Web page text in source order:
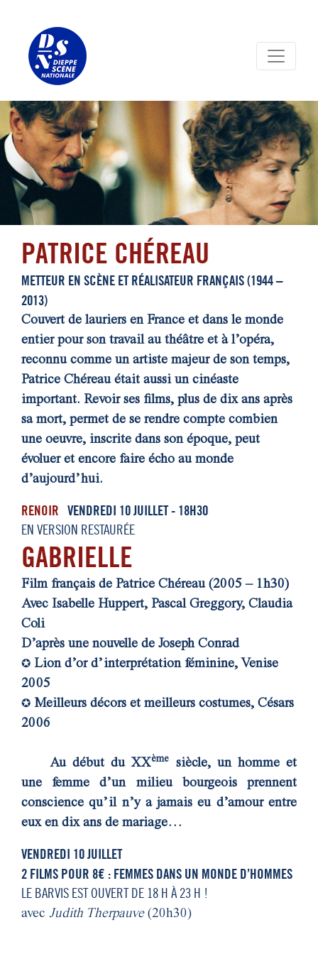
PATRICE CHÉREAU
METTEUR EN SCÈNE ET RÉALISATEUR FRANÇAIS (1944 –
2013)
Couvert de lauriers en France et dans le monde
entier pour son travail au théâtre et à l’opéra,
reconnu comme un artiste majeur de son temps,
Patrice Chéreau était aussi un cinéaste
important. Revoir ses films, plus de dix ans après
sa mort, permet de se rendre compte combien
une oeuvre, inscrite dans son époque, peut
évoluer et encore faire écho au monde
d’aujourd’hui.
RENOIR VENDREDI 10 JUILLET - 18H30
EN VERSION RESTAURÉE
GABRIELLE
Film français de Patrice Chéreau (2005 – 1h30)
Avec Isabelle Huppert, Pascal Greggory, Claudia
Coli
D’après une nouvelle de Joseph Conrad
✪ Lion d’or d’interprétation féminine, Venise
2005
✪ Meilleurs décors et meilleurs costumes, Césars
2006
Au début du XXème
siècle, un homme et
une femme d’un milieu bourgeois prennent
conscience qu’il n’y a jamais eu d’amour entre
eux en dix ans de mariage…
VENDREDI 10 JUILLET
2 FILMS POUR 8€ : FEMMES DANS UN MONDE D’HOMMES
LE BARVIS EST OUVERT DE 18 H À 23 H !
avec Judith Therpauve (20h30)